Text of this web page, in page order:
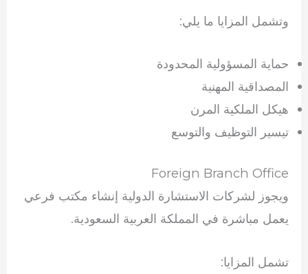
وتشمل المزايا ما يلي:
حماية المسؤولية المحدودة
المصداقية المهنية
هيكل الملكية المرن
تيسير التوظيف والتوسع
Foreign Branch Office
ويجوز لشركات الاستشارة الدولية إنشاء مكتب فرعي
يعمل مباشرة في المملكة العربية السعودية.
تشمل المزايا: